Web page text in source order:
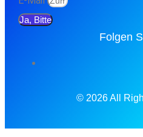
Ja, Bitte
Folgen
© 2026 All